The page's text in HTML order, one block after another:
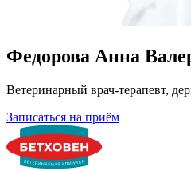
Федорова Анна
Ветеринарный врач-терапевт,
Записаться на приём